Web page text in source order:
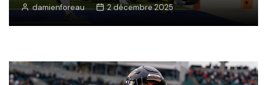
damienforeau 2 décembre 2025